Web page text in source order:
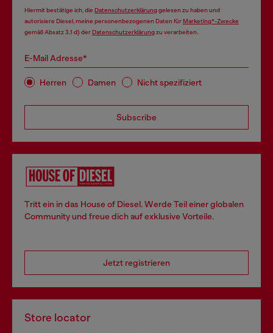
Hiermit bestätige ich, die Datenschutzerklärunggelesen zu haben und
autorisiere Diesel, meine personenbezogenen Daten fürMarketing*-Zwecke
gemäß Absatz 3.1 d) derDatenschutzerklärungzu verarbeiten.
E-Mail Adresse*
Herren Damen Nicht spezifiziert
Subscribe
Tritt ein in das House of Diesel. Werde Teil einer globalen
Community und freue dich auf exklusive Vorteile.
Jetzt registrieren
Store locator